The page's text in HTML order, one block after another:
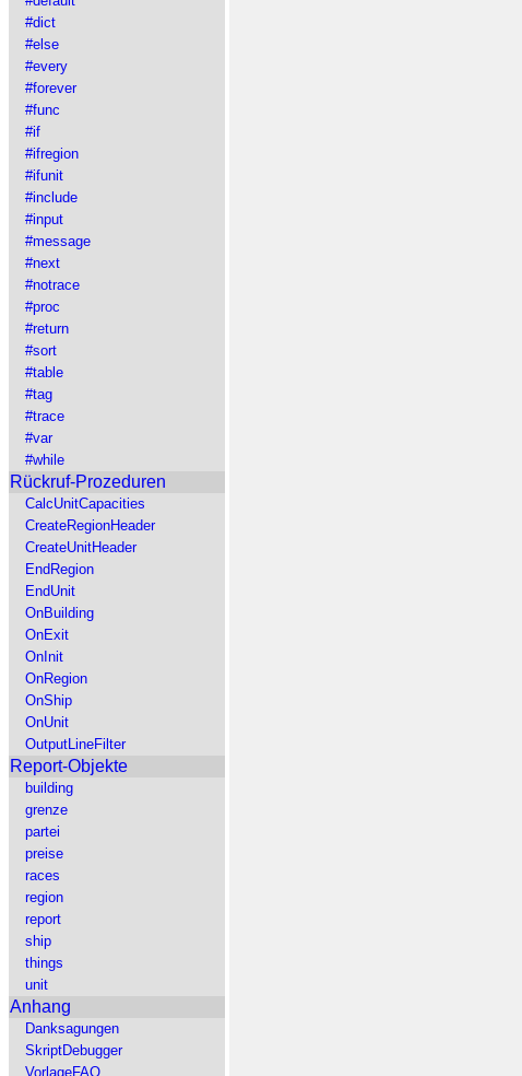
#dict
#else
#every
#forever
#func
#if
#ifregion
#ifunit
#include
#input
#message
#next
#notrace
#proc
#return
#sort
#table
#tag
#trace
#var
#while
Rückruf-Prozeduren
CalcUnitCapacities
CreateRegionHeader
CreateUnitHeader
EndRegion
EndUnit
OnBuilding
OnExit
OnInit
OnRegion
OnShip
OnUnit
OutputLineFilter
Report-Objekte
building
grenze
partei
preise
races
region
report
ship
things
unit
Anhang
Danksagungen
SkriptDebugger
VorlageFAQ